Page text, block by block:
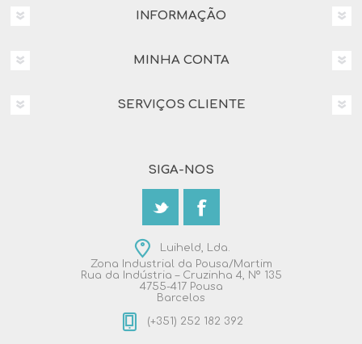
INFORMAÇÃO
MINHA CONTA
SERVIÇOS CLIENTE
SIGA-NOS
Luiheld, Lda.
Zona Industrial da Pousa/Martim
Rua da Indústria – Cruzinha 4, Nº 135
4755-417 Pousa
Barcelos
(+351) 252 182 392